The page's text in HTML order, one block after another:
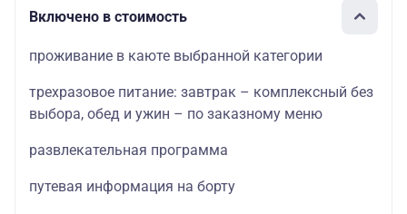
Включено в стоимость
проживание в каюте выбранной категории
трехразовое питание: завтрак – комплексный без
выбора, обед и ужин – по заказному меню
развлекательная программа
путевая информация на борту